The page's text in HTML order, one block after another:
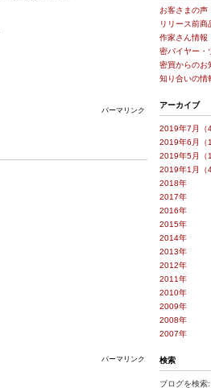
パーマリンク
パーマリンク
お客さまの声
リリース前商
作家さん情報
密バイヤー・
密買からのお
知り合いの情
アーカイブ
2019年7月（4
2019年6月（1
2019年5月（1
2019年1月（4
2018年
2017年
2016年
2015年
2014年
2013年
2012年
2011年
2010年
2009年
2008年
2007年
検索
ブログを検索: